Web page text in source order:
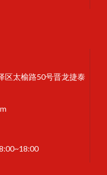
区太榆路50号晋龙捷泰